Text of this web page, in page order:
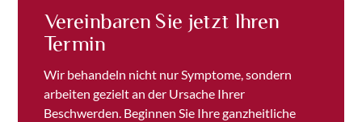
Vereinbaren Sie jetzt Ihren
Termin
Wir behandeln nicht nur Symptome, sondern
arbeiten gezielt an der Ursache Ihrer
Beschwerden. Beginnen Sie Ihre ganzheitliche